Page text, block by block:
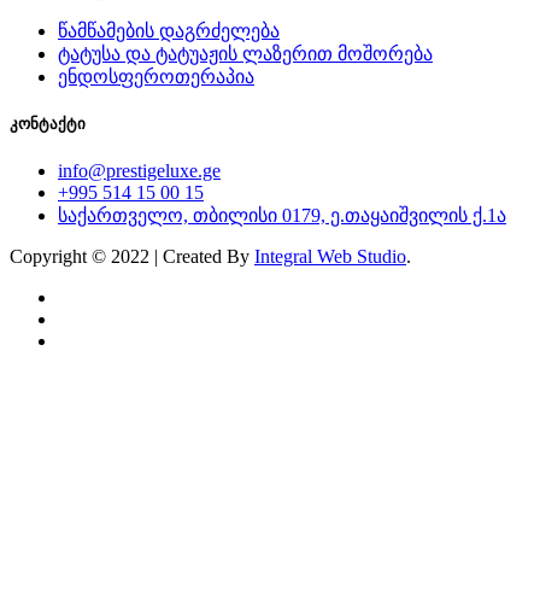
წამწამების დაგრძელება
ტატუსა და ტატუაჟის ლაზერით მოშორება
ენდოსფეროთერაპია
კონტაქტი
info@prestigeluxe.ge
+995 514 15 00 15
საქართველო, თბილისი 0179, ე.თაყაიშვილის ქ.1ა
Copyright © 2022 | Created By Integral Web Studio.